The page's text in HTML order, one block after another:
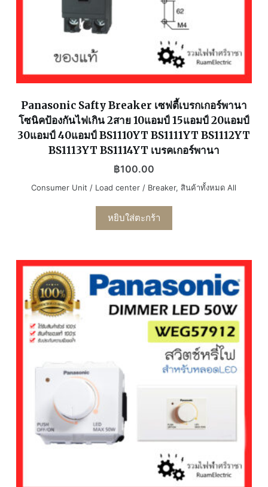
Panasonic Safty Breaker เซฟตี้เบรกเกอร์พานา
โซนิคป้องกันไฟเกิน 2สาย 10แอมป์ 15แอมป์ 20แอมป์
30แอมป์ 40แอมป์ BS1110YT BS1111YT BS1112YT
BS1113YT BS1114YT เบรคเกอร์พานา
฿100.00
Consumer Unit / Load center / Breaker, สินค้าทั้งหมด All
หยิบใส่ตะกร้า